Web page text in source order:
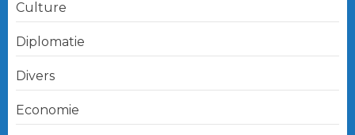
Culture
Diplomatie
Divers
Economie